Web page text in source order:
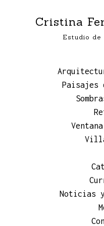
Cristina
Estudio de
Paisajes
Noticias